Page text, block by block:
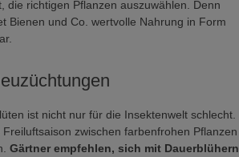
die richtigen Pflanzen auszuwählen. Denn
Bienen und Co. wertvolle Nahrung in Form
ist nicht nur für die Insektenwelt schlecht.
zwischen farbenfrohen Pflanzen
Gärtner empfehlen, sich mit Dauerblühern